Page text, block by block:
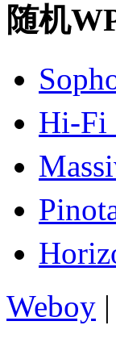
随机
Hi-Fi
Weboy |